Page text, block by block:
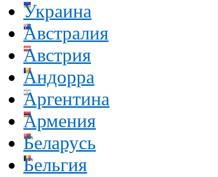
Украина
Австралия
Австрия
Андорра
Аргентина
Армения
Беларусь
Бельгия